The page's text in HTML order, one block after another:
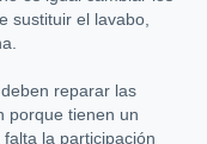
sustituir el lavabo,
reparar las
porque tienen un
la participación